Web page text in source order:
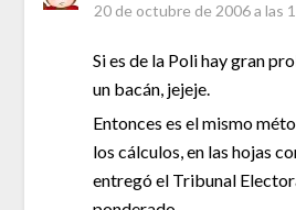
20 de octubre de 2006 a las
Si es de la Poli hay gran
un bacán, jejeje.
Entonces es el mismo
los cálculos, en las hojas
entregó el Tribunal